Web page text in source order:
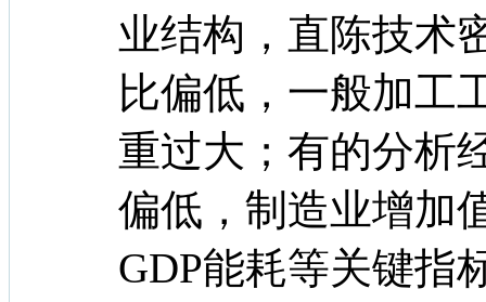
业结构，直陈技术
比偏低，一般加工
重过大；有的分析
偏低，制造业增加
GDP能耗等关键指